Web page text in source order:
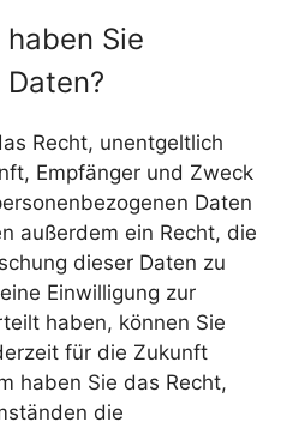
Sie
Recht, unentgeltlich
Empfänger und Zweck
Daten
außerdem ein Recht, die
dieser Daten zu
Einwilligung zur
haben, können Sie
für die Zukunft
haben Sie das Recht,
die